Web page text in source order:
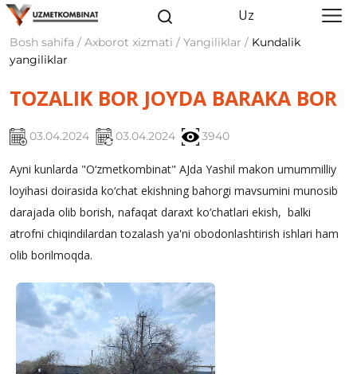
Uz
Bosh sahifa / Axborot xizmati / Yangiliklar / Kundalik
yangiliklar
TOZALIK BOR JOYDA BARAKA BOR
03.04.2024 03.04.2024 3940
Ayni kunlarda "O‘zmetkombinat" AJda Yashil makon umummilliy
loyihasi doirasida ko‘chat ekishning bahorgi mavsumini munosib
darajada olib borish, nafaqat daraxt ko‘chatlari ekish, balki
atrofni chiqindilardan tozalash ya'ni obodonlashtirish ishlari ham
olib borilmoqda.